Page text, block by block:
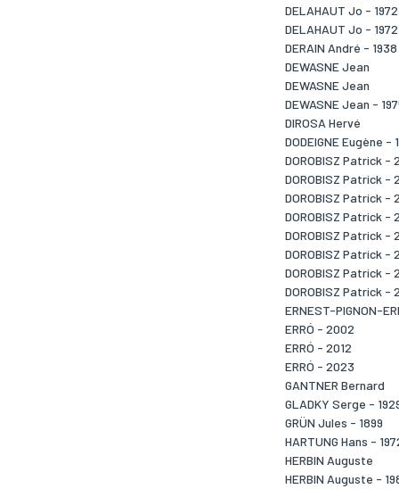
DELAHAUT Jo - 1972
DELAHAUT Jo - 1972
DERAIN André - 1938
DEWASNE Jean
DEWASNE Jean
DEWASNE Jean -
DIROSA Hervé
DODEIGNE Eugène -
DOROBISZ Patrick -
DOROBISZ Patrick -
DOROBISZ Patrick -
DOROBISZ Patrick -
DOROBISZ Patrick -
DOROBISZ Patrick -
DOROBISZ Patrick -
DOROBISZ Patrick -
ERNEST-PIGNON-
ERRÓ - 2002
ERRÓ - 2012
ERRÓ - 2023
GANTNER Bernard
GLADKY Serge -
GRÜN Jules - 1899
HARTUNG Hans -
HERBIN Auguste
HERBIN Auguste -